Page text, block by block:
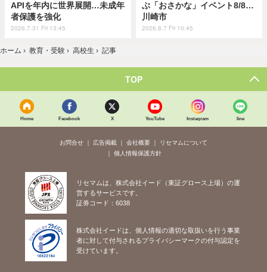
APIを年内に世界展開…未成年
者保護を強化
2026.7.31 Fri 13:45
ぶ「おさかな」イベント8/8…
川崎市
2026.8.7 Fri 10:45
ホーム › 教育・受験 › 高校生 › 記事
TOP
Home Facebook X YouTube Instagram line
お問合せ 広告掲載 会社概要
リセマムについて
個人情報保護方針
リセマムは、株式会社イード（東証グロース上場）の運
営するサービスです。
証券コード：6038
株式会社イードは、個人情報の適切な取扱いを行う事業
者に対して付与されるプライバシーマークの付与認定を
受けています。